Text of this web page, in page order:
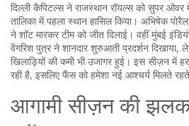
दिल्ली कैपिटल्स ने राजस्थान रॉयल्स को सुपर
तालिका में पहला स्थान हासिल किया। अभिषेक
ने शॉट मारकर टीम को जीत दिलाई। वहीं मुंबई
वेंगरिश पुत्र ने शानदार शुरुआती प्रदर्शन
खिलाड़ियों की कमी भी उजागर हुई। इस सीज़न में
रही है, इसलिए फैंस को हमेशा नई आश्चर्य मिलते
आगामी सीज़न की झलक: